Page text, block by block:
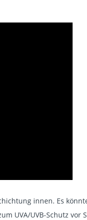
innen. Es
UVA/UVB-Schutz vor